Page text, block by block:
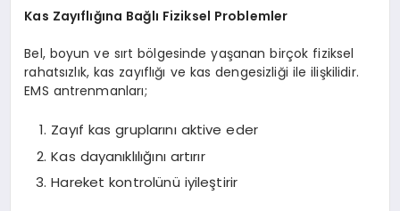
Kas Zayıflığına Bağlı Fiziksel Problemler
Bel, boyun ve sırt bölgesinde yaşanan birçok fiziksel
rahatsızlık, kas zayıflığı ve kas dengesizliği ile ilişkilidir.
EMS antrenmanları;
Zayıf kas gruplarını aktive eder
Kas dayanıklılığını artırır
Hareket kontrolünü iyileştirir